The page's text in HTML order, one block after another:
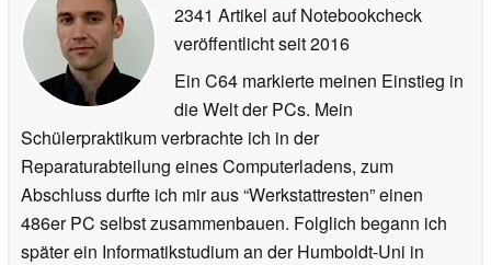
2341 Artikel auf Notebookcheck
veröffentlichtseit 2016
Ein C64 markierte meinen Einstieg in
die Welt der PCs. Mein
Schülerpraktikum verbrachte ich in der
Reparaturabteilung eines Computerladens, zum
Abschluss durfte ich mir aus “Werkstattresten” einen
486er PC selbst zusammenbauen. Folglich begann ich
später ein Informatikstudium an der Humboldt-Uni in